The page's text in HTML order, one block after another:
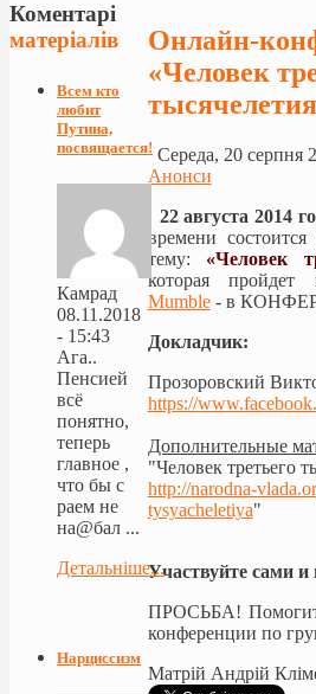
Онлайн-
«Человек
Середа, 20 серпня
Анонси
22 августа 2014
времени
тему: «Человек
которая
Mumble- в
Докладчик:
Прозоровский
https://
Дополнительные
"Человек третьего
http://narodna-
tysyacheletiya"
Участвуйте сами и
ПРОСЬБА!
конференции по
Матрій Андрій
Коментарі
матеріалів
Всем кто
любит
Путина,
посвящается!
Камрад
08.11.2018
- 15:43
Ага..
Пенсией
всё
понятно,
теперь
главное ,
что бы с
раем не
на@бал ...
Детальніше...
Нарциссизм